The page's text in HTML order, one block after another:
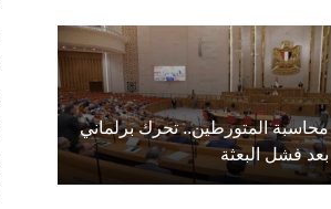
محاسبة المتورطين.. تحرك برلماني
بعد فشل البعثة